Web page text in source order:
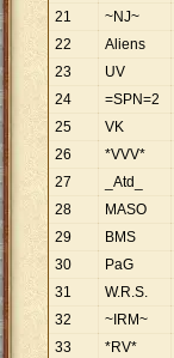
21
~NJ~
22
Aliens
23
UV
24
=SPN=2
25
VK
26
*VVV*
27
_Atd_
28
MASO
29
BMS
30
PaG
31
W.R.S.
32
~IRM~
33
*RV*